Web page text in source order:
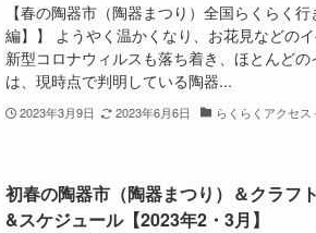
【春の陶器市（陶器まつり）全国らくらく
編】】 ようやく温かくなり、お花見などの
新型コロナウィルスも落ち着き、ほとんど
は、現時点で判明している陶器...
2023年3月9日 2023年6月6日 らくらくアクセ
初春の陶器市（陶器まつり）＆クラ
&スケジュール【2023年2・3月】